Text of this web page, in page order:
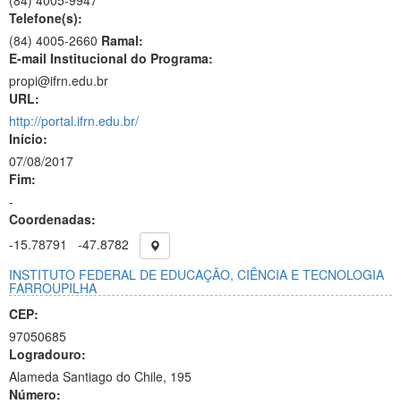
Telefone(s):
(84) 4005-2660 Ramal:
E-mail Institucional do Programa:
propi@ifrn.edu.br
URL:
http://portal.ifrn.edu.br/
Início:
07/08/2017
Fim:
-
Coordenadas:
-15.78791
-47.8782
INSTITUTO FEDERAL DE EDUCAÇÃO, CIÊNCIA E TECNOLOGIA
FARROUPILHA
CEP:
97050685
Logradouro:
Alameda Santiago do Chile, 195
Número: